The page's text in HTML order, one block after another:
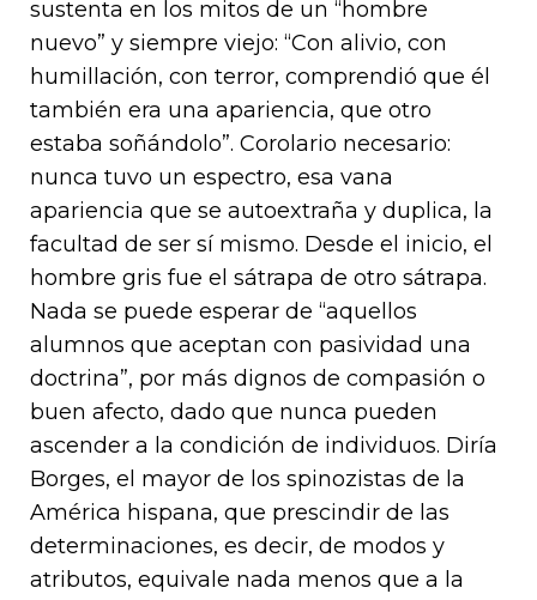
sustenta en los mitos de un “hombre
nuevo” y siempre viejo: “Con alivio, con
humillación, con terror, comprendió que él
también era una apariencia, que otro
estaba soñándolo”. Corolario necesario:
nunca tuvo un espectro, esa vana
apariencia que se autoextraña y duplica, la
facultad de ser sí mismo. Desde el inicio, el
hombre gris fue el sátrapa de otro sátrapa.
Nada se puede esperar de “aquellos
alumnos que aceptan con pasividad una
doctrina”, por más dignos de compasión o
buen afecto, dado que nunca pueden
ascender a la condición de individuos. Diría
Borges, el mayor de los spinozistas de la
América hispana, que prescindir de las
determinaciones, es decir, de modos y
atributos, equivale nada menos que a la